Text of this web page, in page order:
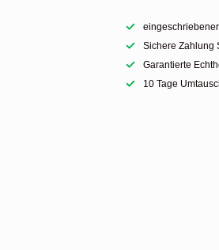
Sichere Zahlung
Garantierte
10 Tage